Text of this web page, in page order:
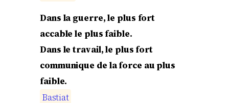
Dans la guerre, le plus fort
accable le plus faible.
Dans le travail, le plus fort
communique de la force au plus
faible.
Bastiat